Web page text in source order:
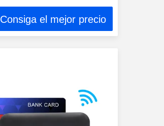
Consiga el mejor precio